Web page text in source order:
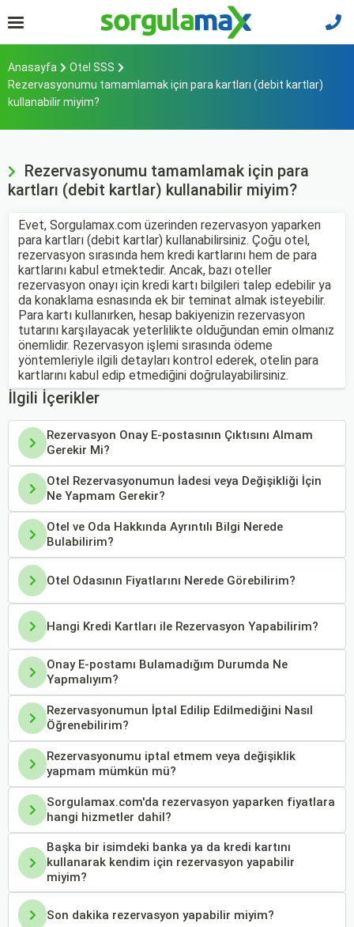
Anasayfa
Otel SSS
Rezervasyonumu tamamlamak için para kartları (debit kartlar)
kullanabilir miyim?
Rezervasyonumu tamamlamak için para
kartları (debit kartlar) kullanabilir miyim?
Evet, Sorgulamax.com üzerinden rezervasyon yaparken
para kartları (debit kartlar) kullanabilirsiniz. Çoğu otel,
rezervasyon sırasında hem kredi kartlarını hem de para
kartlarını kabul etmektedir. Ancak, bazı oteller
rezervasyon onayı için kredi kartı bilgileri talep edebilir ya
da konaklama esnasında ek bir teminat almak isteyebilir.
Para kartı kullanırken, hesap bakiyenizin rezervasyon
tutarını karşılayacak yeterlilikte olduğundan emin olmanız
önemlidir. Rezervasyon işlemi sırasında ödeme
yöntemleriyle ilgili detayları kontrol ederek, otelin para
kartlarını kabul edip etmediğini doğrulayabilirsiniz.
İlgili İçerikler
Rezervasyon Onay E-postasının Çıktısını Almam
Gerekir Mi?
Otel Rezervasyonumun İadesi veya Değişikliği İçin
Ne Yapmam Gerekir?
Otel ve Oda Hakkında Ayrıntılı Bilgi Nerede
Bulabilirim?
Otel Odasının Fiyatlarını Nerede Görebilirim?
Hangi Kredi Kartları ile Rezervasyon Yapabilirim?
Onay E-postamı Bulamadığım Durumda Ne
Yapmalıyım?
Rezervasyonumun İptal Edilip Edilmediğini Nasıl
Öğrenebilirim?
Rezervasyonumu iptal etmem veya değişiklik
yapmam mümkün mü?
Sorgulamax.com'da rezervasyon yaparken fiyatlara
hangi hizmetler dahil?
Başka bir isimdeki banka ya da kredi kartını
kullanarak kendim için rezervasyon yapabilir
miyim?
Son dakika rezervasyon yapabilir miyim?